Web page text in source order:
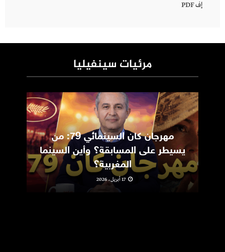
إف PDF
مرئيات سينفيليا
مهرجان كان السينمائي 79: من
يسيطر على المسابقة؟ وأين السينما
المغربية؟
17 أبريل، 2026